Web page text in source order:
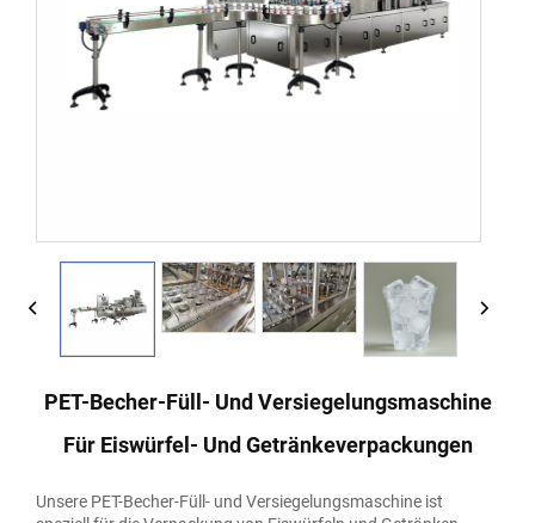
PET-Becher-Füll- Und Versiegelungsmaschine
Für Eiswürfel- Und Getränkeverpackungen
Unsere PET-Becher-Füll- und Versiegelungsmaschine ist